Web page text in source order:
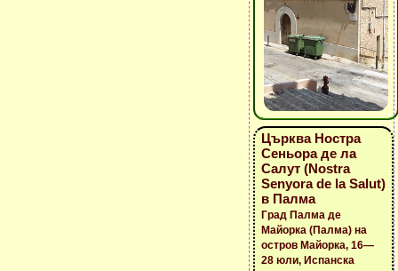
Църква Ностра
Сеньора де ла
Салут (Nostra
Senyora de la Salut)
в Палма
Град Палма де
Майорка (Палма) на
остров Майорка, 16—
28 юли, Испанска